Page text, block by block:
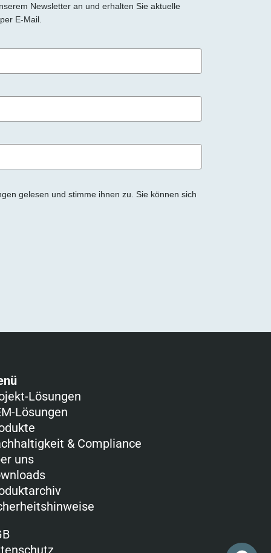
Newsletter an und erhalten Sie aktuelle
E-Mail.
gelesen und stimme ihnen zu. Sie können sich
Lösungen
Lösungen
& Compliance
uns